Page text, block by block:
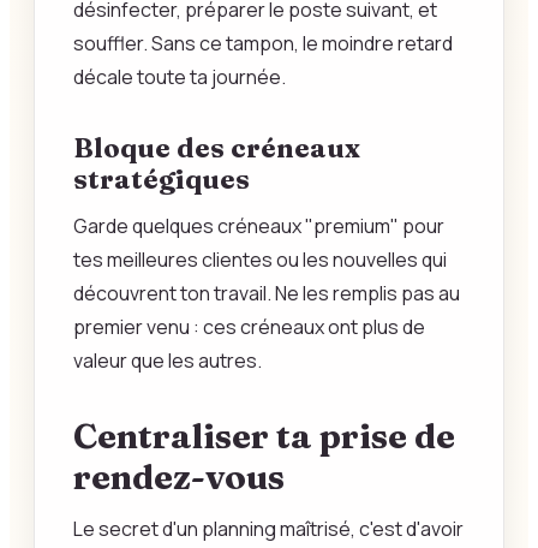
désinfecter, préparer le poste suivant, et
souffler. Sans ce tampon, le moindre retard
décale toute ta journée.
Bloque des créneaux
stratégiques
Garde quelques créneaux "premium" pour
tes meilleures clientes ou les nouvelles qui
découvrent ton travail. Ne les remplis pas au
premier venu : ces créneaux ont plus de
valeur que les autres.
Centraliser ta prise de
rendez-vous
Le secret d'un planning maîtrisé, c'est d'avoir